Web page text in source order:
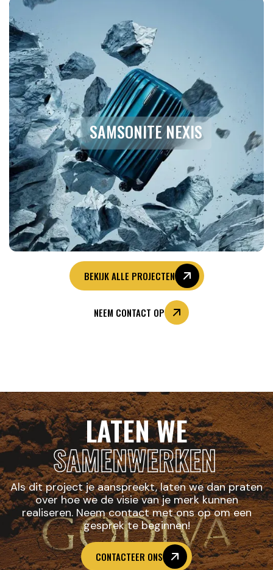
SAMSONITE NEXIS
BEKIJK ALLE PROJECTEN
NEEM CONTACT OP
LATEN WE
SAMENWERKEN
Als dit project je aanspreekt, laten we dan praten
over hoe we de visie van je merk kunnen
realiseren. Neem contact met ons op om een
gesprek te beginnen!
CONTACTEER ONS